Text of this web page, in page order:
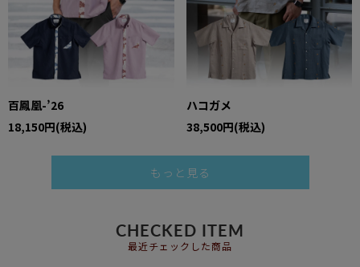
百鳳凰-’26
18,150円(税込)
ハコガメ
38,500円(税込)
もっと見る
CHECKED ITEM
最近チェックした商品